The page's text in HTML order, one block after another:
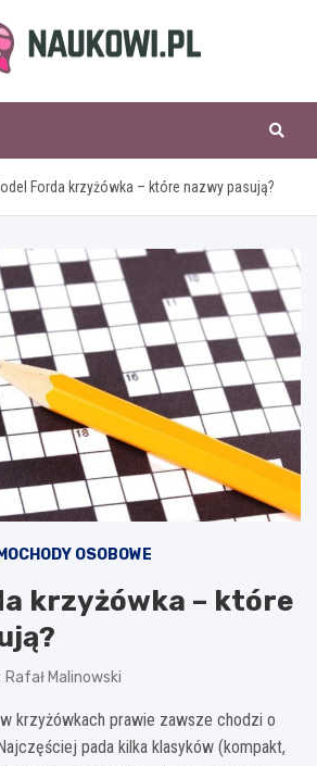
Forda krzyżówka – które nazwy pasują?
OSOBOWE
krzyżówka – które
Rafał Malinowski
w krzyżówkach prawie zawsze chodzi o
pada kilka klasyków (kompakt,